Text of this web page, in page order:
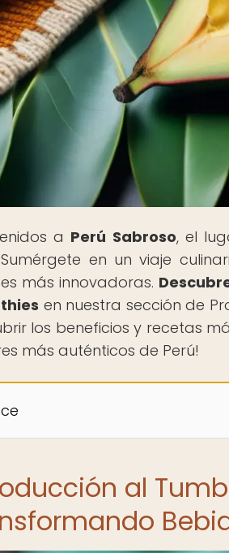
a Perú Sabroso, el
en un viaje
más innovadoras.
en nuestra sección de
los beneficios y recetas
más auténticos de Perú!
al